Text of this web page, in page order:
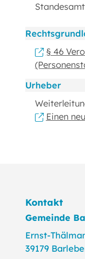
Standesamt
§ 46
Urheber
Einen
Kontakt
Gemeinde
Ernst-
39179